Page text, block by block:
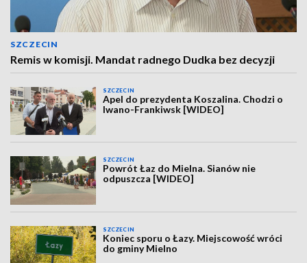
SZCZECIN
Remis w komisji. Mandat radnego Dudka bez decyzji
SZCZECIN
Apel do prezydenta Koszalina. Chodzi o
Iwano-Frankiwsk [WIDEO]
SZCZECIN
Powrót Łaz do Mielna. Sianów nie
odpuszcza [WIDEO]
SZCZECIN
Koniec sporu o Łazy. Miejscowość wróci
do gminy Mielno